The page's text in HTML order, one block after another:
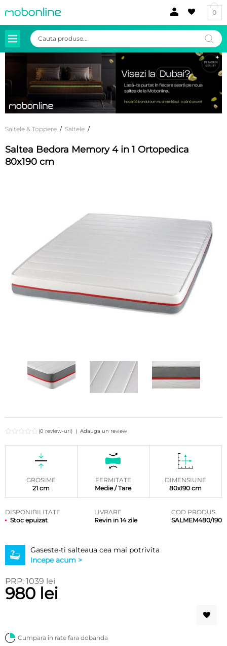
0
Products
search
Saltele & Toppere / Saltele /
Saltea Bedora Memory 4 in 1 Ortopedica
80x190 cm
(0 review-uri) | Adauga un review
GROSIME
21 cm
FERMITATE
Medie / Tare
DIMENSIUNE
80x190 cm
DISPONIBILITATE
Stoc epuizat
LIVRARE
Revin in 14 zile
COD PRODUS
SALMEM480/190
Gaseste-ti salteaua cea mai potrivita
Incepe acum >
PRP: 1039 lei
980 lei
Cumpara in rate fara dobanda